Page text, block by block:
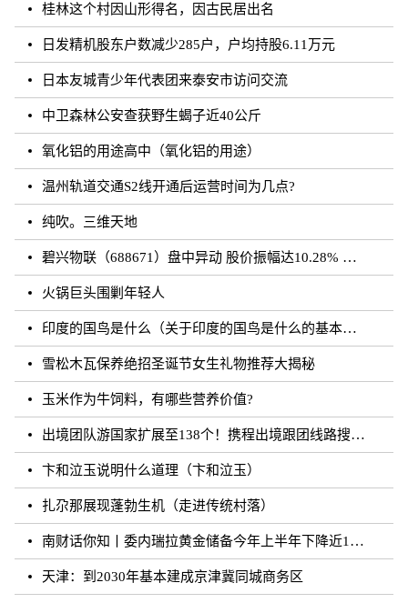
桂林这个村因山形得名，因古民居出名
日发精机股东户数减少285户，户均持股6.11万元
日本友城青少年代表团来泰安市访问交流
中卫森林公安查获野生蝎子近40公斤
氧化铝的用途高中（氧化铝的用途）
温州轨道交通S2线开通后运营时间为几点?
纯吹。三维天地
碧兴物联（688671）盘中异动 股价振幅达10.28% 跌7.03% 报55.2元（08-23）
火锅巨头围剿年轻人
印度的国鸟是什么（关于印度的国鸟是什么的基本详情介绍）
雪松木瓦保养绝招圣诞节女生礼物推荐大揭秘
玉米作为牛饲料，有哪些营养价值?
出境团队游国家扩展至138个！携程出境跟团线路搜索涨超20倍
卞和泣玉说明什么道理（卞和泣玉）
扎尕那展现蓬勃生机（走进传统村落）
南财话你知丨委内瑞拉黄金储备今年上半年下降近12%，原因何在？广东“织网”记：全面迈入“高铁时代”，轨道沿线隆起大产业带
天津：到2030年基本建成京津冀同城商务区